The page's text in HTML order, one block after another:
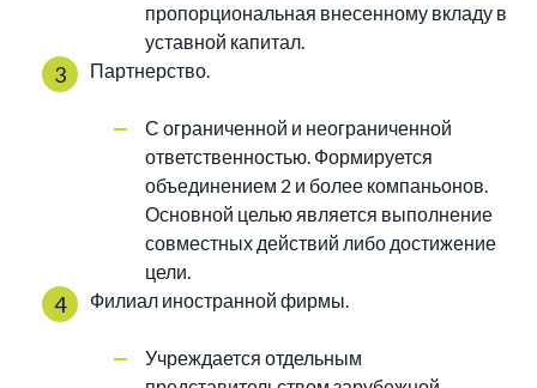
пропорциональная внесенному вкладу в
уставной капитал.
Партнерство.
С ограниченной и неограниченной
ответственностью. Формируется
объединением 2 и более компаньонов.
Основной целью является выполнение
совместных действий либо достижение
цели.
Филиал иностранной фирмы.
Учреждается отдельным